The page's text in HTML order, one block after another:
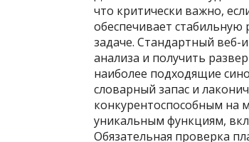
что критически важно,
обеспечивает стабильную
задаче. Стандартный веб-
анализа и получить
наиболее подходящие
словарный запас и
конкурентоспособным на
уникальным функциям,
Обязательная проверка